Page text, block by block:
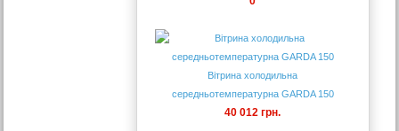
Вітрина холодильна
середньотемпературна GARDA 150
40 012 грн.